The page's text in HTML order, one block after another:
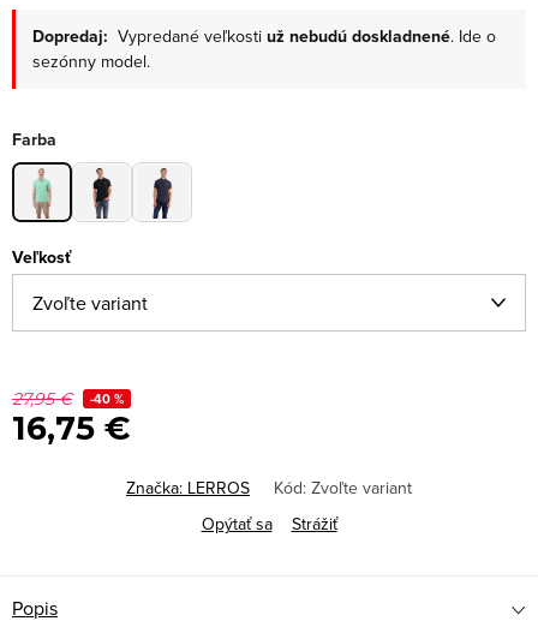
Dopredaj: Vypredané veľkosti už nebudú doskladnené. Ide o
sezónny model.
Farba
Veľkosť
27,95 € -40 %
16,75 €
Značka: LERROS Kód: Zvoľte variant
Opýtať sa
Strážiť
Popis